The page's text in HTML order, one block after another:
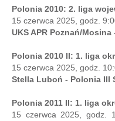
Polonia 2010: 2. liga
15 czerwca 2025, godz.
UKS APR Poznań/
Polonia 2010 II: 1. liga
15 czerwca 2025, godz.
Stella Luboń - Polonia III
Polonia 2011 II: 1. liga
15 czerwca 2025, godz.